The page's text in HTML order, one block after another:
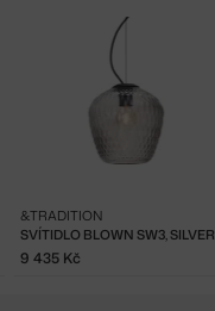
SVÍTIDLO BLOWN SW3, SILVER
&TRADITION
9 435 Kč